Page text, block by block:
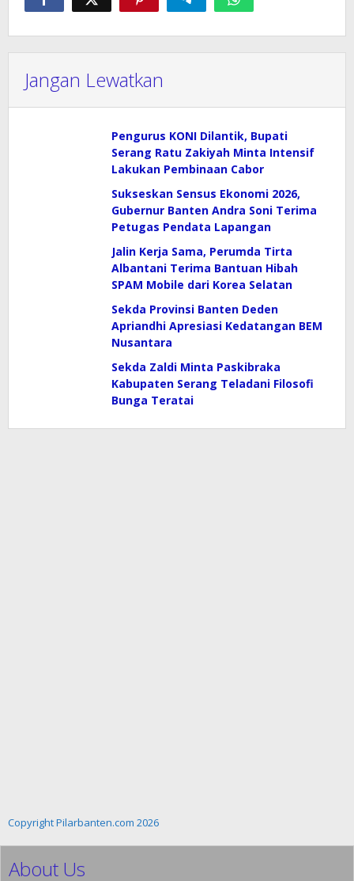
Jangan Lewatkan
Pengurus KONI Dilantik, Bupati
Serang Ratu Zakiyah Minta Intensif
Lakukan Pembinaan Cabor
Sukseskan Sensus Ekonomi 2026,
Gubernur Banten Andra Soni Terima
Petugas Pendata Lapangan
Jalin Kerja Sama, Perumda Tirta
Albantani Terima Bantuan Hibah
SPAM Mobile dari Korea Selatan
Sekda Provinsi Banten Deden
Apriandhi Apresiasi Kedatangan BEM
Nusantara
Sekda Zaldi Minta Paskibraka
Kabupaten Serang Teladani Filosofi
Bunga Teratai
Copyright Pilarbanten.com 2026
About Us